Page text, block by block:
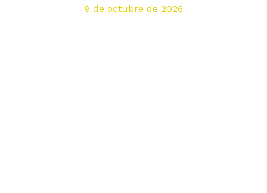
9 de octubre de 2026